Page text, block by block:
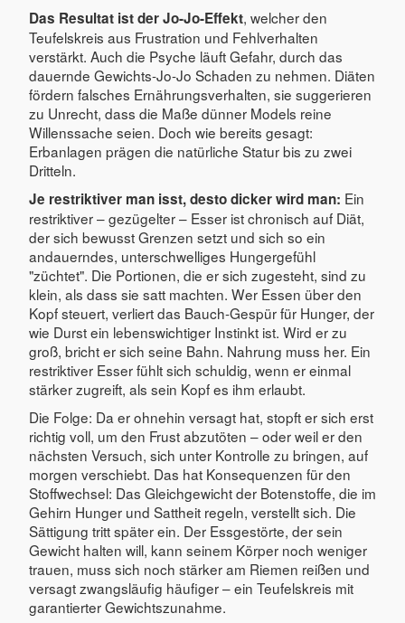
Das Resultat ist der Jo-Jo-Effekt, welcher den
Teufelskreis aus Frustration und Fehlverhalten
verstärkt. Auch die Psyche läuft Gefahr, durch das
dauernde Gewichts-Jo-Jo Schaden zu nehmen. Diäten
fördern falsches Ernährungsverhalten, sie suggerieren
zu Unrecht, dass die Maße dünner Models reine
Willenssache seien. Doch wie bereits gesagt:
Erbanlagen prägen die natürliche Statur bis zu zwei
Dritteln.
Je restriktiver man isst, desto dicker wird man: Ein
restriktiver – gezügelter – Esser ist chronisch auf Diät,
der sich bewusst Grenzen setzt und sich so ein
andauerndes, unterschwelliges Hungergefühl
"züchtet". Die Portionen, die er sich zugesteht, sind zu
klein, als dass sie satt machten. Wer Essen über den
Kopf steuert, verliert das Bauch-Gespür für Hunger, der
wie Durst ein lebenswichtiger Instinkt ist. Wird er zu
groß, bricht er sich seine Bahn. Nahrung muss her. Ein
restriktiver Esser fühlt sich schuldig, wenn er einmal
stärker zugreift, als sein Kopf es ihm erlaubt.
Die Folge: Da er ohnehin versagt hat, stopft er sich erst
richtig voll, um den Frust abzutöten – oder weil er den
nächsten Versuch, sich unter Kontrolle zu bringen, auf
morgen verschiebt. Das hat Konsequenzen für den
Stoffwechsel: Das Gleichgewicht der Botenstoffe, die im
Gehirn Hunger und Sattheit regeln, verstellt sich. Die
Sättigung tritt später ein. Der Essgestörte, der sein
Gewicht halten will, kann seinem Körper noch weniger
trauen, muss sich noch stärker am Riemen reißen und
versagt zwangsläufig häufiger – ein Teufelskreis mit
garantierter Gewichtszunahme.